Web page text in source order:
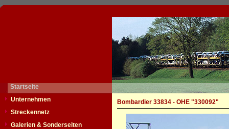
Startseite
Unternehmen
Streckennetz
Galerien & Sonderseiten
Bombardier 33834 - OHE "330092"